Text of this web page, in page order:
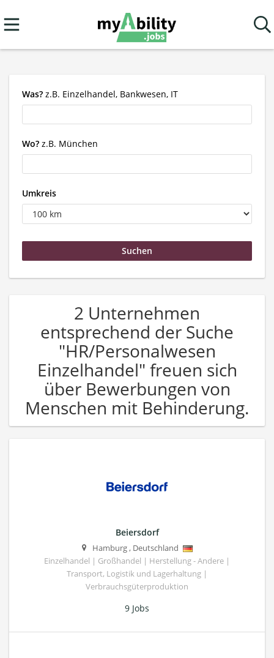
Was? z.B. Einzelhandel, Bankwesen, IT
Wo? z.B. München
Umkreis
2 Unternehmen
entsprechend der Suche
"HR/Personalwesen
Einzelhandel" freuen sich
über Bewerbungen von
Menschen mit Behinderung.
Beiersdorf
Hamburg, Deutschland
Einzelhandel | Großhandel | Herstellung - Andere |
Transport, Logistik und Lagerhaltung |
Verbrauchsgüterproduktion
9 Jobs